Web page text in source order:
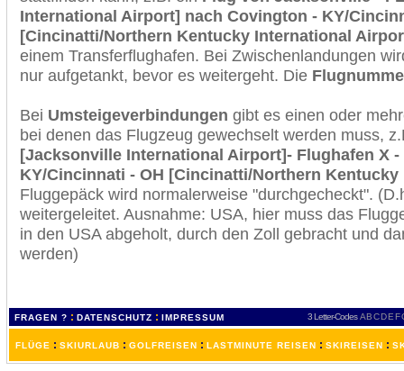
International Airport] nach Covington - KY/
[Cincinatti/Northern Kentucky International
einem Transferflughafen. Bei Zwischenlandungen
nur aufgetankt, bevor es weitergeht. Die
Bei Umsteigeverbindungen gibt es einen oder
bei denen das Flugzeug gewechselt werden muss,
[Jacksonville International Airport]- Flughafen X
KY/Cincinnati - OH [Cincinatti/Northern
Fluggepäck wird normalerweise "durchgecheckt".
weitergeleitet. Ausnahme: USA, hier muss das
in den USA abgeholt, durch den Zoll gebracht und
werden)
FRAGEN ? : DATENSCHUTZ : IMPRESSUM 3 Letter-Codes ABCDEF
FLÜGE : SKIURLAUB : GOLFREISEN : LASTMINUTE REISEN : SKIREISEN :